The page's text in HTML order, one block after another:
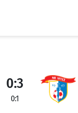
0:3
0:1